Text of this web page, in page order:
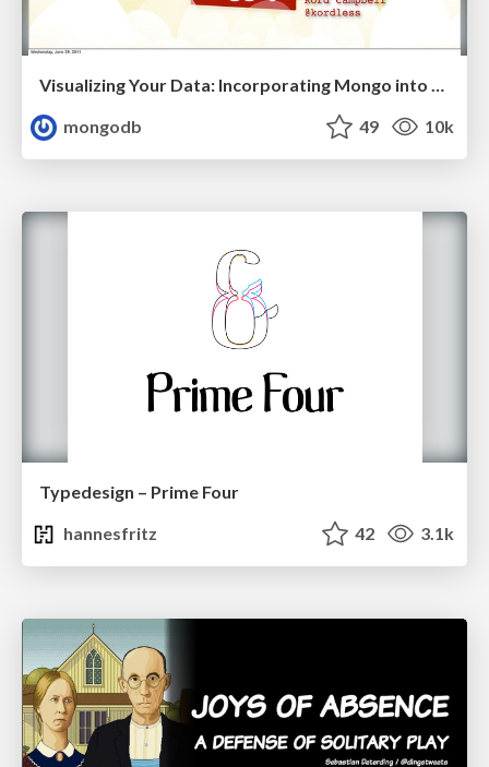
Visualizing Your Data: Incorporating Mongo into Loggly Infrastructure
mongodb
49 10k
Typedesign – Prime Four
hannesfritz
42 3.1k